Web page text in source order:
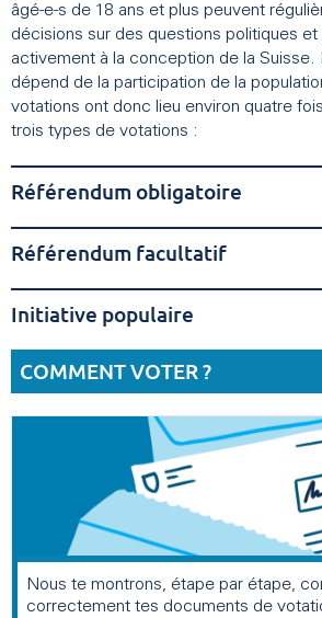
âgé-e-s de 18 ans et plus peuvent
décisions sur des questions politiques
activement à la conception de la Suisse.
dépend de la participation de la
votations ont donc lieu environ quatre
trois types de votations :
Référendum obligatoire
Référendum facultatif
Initiative populaire
COMMENT VOTER ?
Nous te montrons, étape par étape,
correctement tes documents de